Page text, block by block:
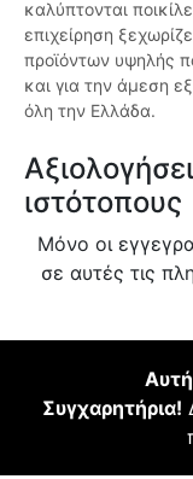
καλύπτονται
επιχείρηση
προϊόντων υψηλής
και για την άμεση
όλη την Ελλάδα.
ιστότοπους
Μόνο οι
σε αυτές τις
Αυτή
Συγχαρητήρια!